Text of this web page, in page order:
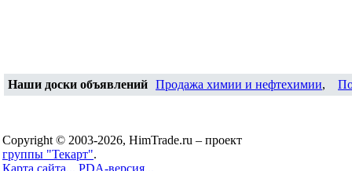
Наши доски объявлений Продажа химии и нефтехимии,
Copyright © 2003-2026, HimTrade.ru – проект
группы "Текарт".
Карта сайта... PDA-версия...